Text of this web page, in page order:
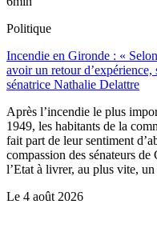
Politique
Incendie en Gironde : «
avoir un retour
sénatrice Nathalie Delattre
Après l’incendie le plus
1949, les habitants de la
fait part de leur sentiment
compassion des sénateurs
l’Etat à livrer, au plus vite,
Le 4 août 2026